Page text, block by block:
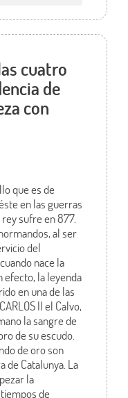
cuatro
de
con
que es de
en las guerras
sufre en 877.
al ser
del
nace la
efecto, la leyenda
en una de las
II el Calvo,
la sangre de
de su escudo.
de oro son
de Catalunya. La
la
de